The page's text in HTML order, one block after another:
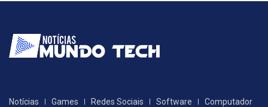
Notícias Games Redes Sociais Software Computador